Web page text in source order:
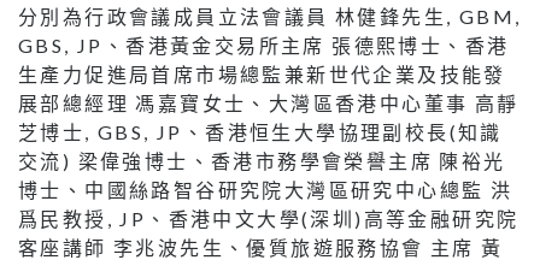
分別為行政會議成員立法會議員 林健鋒先生, GBM,
GBS, JP、香港黃金交易所主席 張德熙博士、香港
生產力促進局首席市場總監兼新世代企業及技能發
展部總經理 馮嘉寶女士、大灣區香港中心董事 高靜
芝博士, GBS, JP、香港恒生大學協理副校長(知識
交流) 梁偉強博士、香港市務學會榮譽主席 陳裕光
博士、中國絲路智谷研究院大灣區研究中心總監 洪
爲民教授, JP、香港中文大學(深圳)高等金融研究院
客座講師 李兆波先生、優質旅遊服務協會 主席 黃